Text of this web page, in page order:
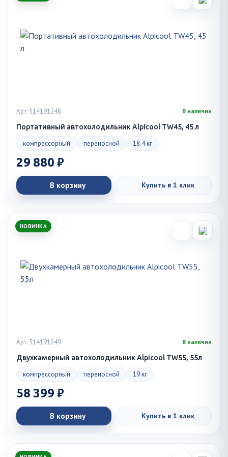
Арт. 514191248 В наличии
Портативный автохолодильник Alpicool TW45, 45 л
компрессорный переносной 18.4 кг
29 880 ₽
В корзину Купить в 1 клик
НОВИНКА
Арт. 514191249 В наличии
Двухкамерный автохолодильник Alpicool TW55, 55л
компрессорный переносной 19 кг
58 399 ₽
В корзину Купить в 1 клик